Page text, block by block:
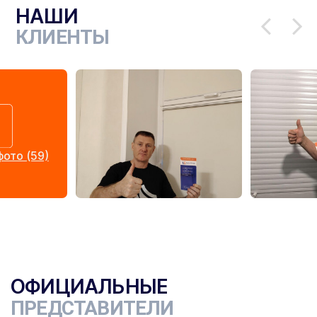
НАШИ
КЛИЕНТЫ
(59)
ОФИЦИАЛЬНЫЕ
ПРЕДСТАВИТЕЛИ